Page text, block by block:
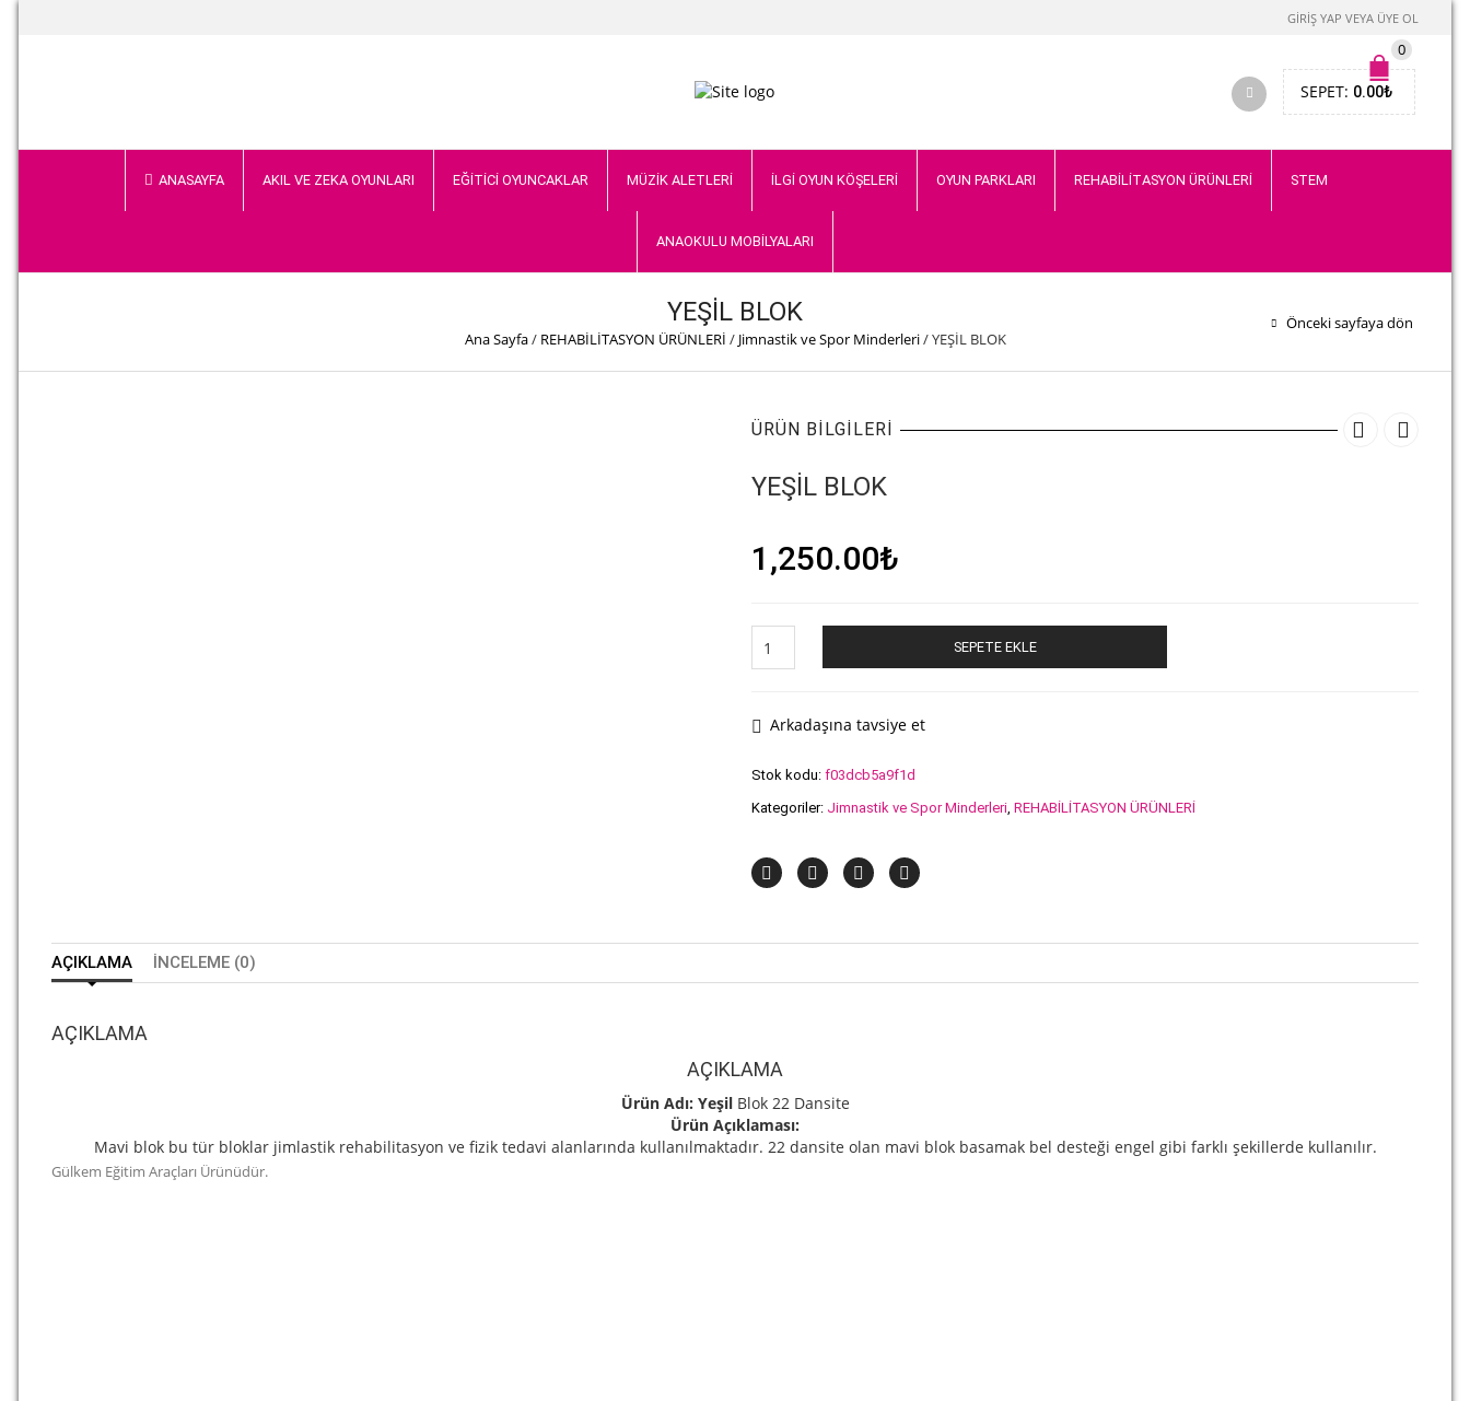
GIRIŞ YAP VEYA ÜYE OL
0
SEPET: 0.00₺
ANASAYFA AKIL VE ZEKA OYUNLARI EĞİTİCİ OYUNCAKLAR MÜZİK ALETLERİ İLGİ OYUN KÖŞELERİ OYUN PARKLARI REHABİLİTASYON ÜRÜNLERİ STEM
ANAOKULU MOBİLYALARI
YEŞİL BLOK
Ana Sayfa/ REHABİLİTASYON ÜRÜNLERİ / Jimnastik ve Spor Minderleri/YEŞİL BLOK
Önceki sayfaya dön
ÜRÜN BILGILERI
YEŞİL BLOK
1,250.00₺
BLOK
SEPETE EKLE
Arkadaşına tavsiye et
Stok kodu: f03dcb5a9f1d
Kategoriler: Jimnastik ve Spor Minderleri REHABİLİTASYON ÜRÜNLERİ
AÇIKLAMA İNCELEME (0)
AÇIKLAMA
AÇIKLAMA
Ürün Adı: YeşilBlok 22 Dansite
Ürün Açıklaması:
Mavi blok bu tür bloklar jimlastik rehabilitasyon ve fizik tedavi alanlarında kullanılmaktadır. 22 dansite olan mavi blok basamak bel desteği engel gibi farklı şekillerde kullanılır.
Gülkem Eğitim Araçları Ürünüdür.